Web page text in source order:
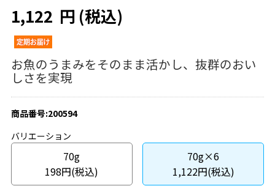
1,122 円 (税込)
お魚のうまみをそのまま活かし、抜群のおい
しさを実現
商品番号:200594
バリエーション
70g
198円(税込)
70g×6
1,122円(税込)